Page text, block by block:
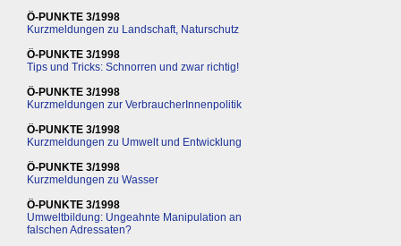
Ö-PUNKTE 3/1998
Kurzmeldungen zu Landschaft, Naturschutz
Ö-PUNKTE 3/1998
Tips und Tricks: Schnorren und zwar richtig!
Ö-PUNKTE 3/1998
Kurzmeldungen zur VerbraucherInnenpolitik
Ö-PUNKTE 3/1998
Kurzmeldungen zu Umwelt und Entwicklung
Ö-PUNKTE 3/1998
Kurzmeldungen zu Wasser
Ö-PUNKTE 3/1998
Umweltbildung: Ungeahnte Manipulation an
falschen Adressaten?